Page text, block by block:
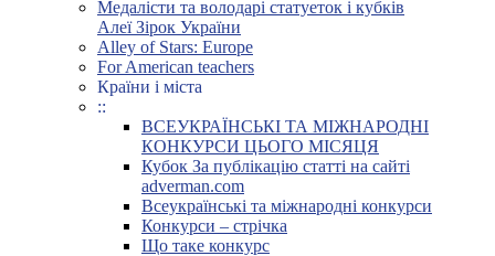
Медалісти та володарі статуеток і кубків
Алеї Зірок України
Alley of Stars: Europe
For American teachers
Країни і міста
::
ВСЕУКРАЇНСЬКІ ТА МІЖНАРОДНІ
КОНКУРСИ ЦЬОГО МІСЯЦЯ
Кубок За публікацію статті на сайті
adverman.com
Всеукраїнські та міжнародні конкурси
Конкурси – стрічка
Що таке конкурс